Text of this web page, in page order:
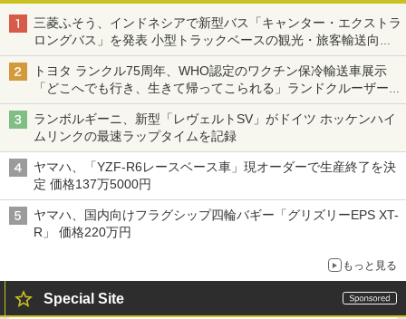
三菱ふそう、インドネシアで新型バス「キャンター・エクストラ
ロングバス」を発表 小型トラックベースの観光・旅客輸送向け
バス
トヨタ ランクル75周年、WHO認定のワクチン保冷輸送車展示
「どこへでも行き、生きて帰ってこられる」ランドクルーザーで
命をつなぐ
ランボルギーニ、新型「レヴェルトSV」がドイツ ホッケンハイ
ムリンクの最速ラップタイムを記録
ヤマハ、「YZF-R6レースベース車」現オーダーで生産終了を決
定 価格137万5000円
ヤマハ、国内向けフラグシップ四輪バギー「グリズリーEPS XT-
R」 価格220万円
もっと見る
Special Site